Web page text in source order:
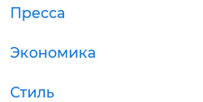
Пресса
Экономика
Стиль